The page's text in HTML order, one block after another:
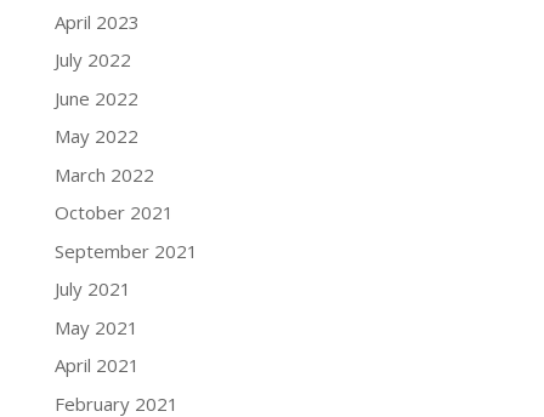
April 2023
July 2022
June 2022
May 2022
March 2022
October 2021
September 2021
July 2021
May 2021
April 2021
February 2021